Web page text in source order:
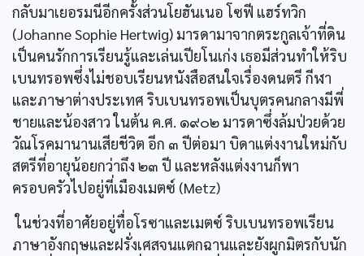
กลับมาเยอรมนีอีกครั้งส่วนโยฮันเนอ โซฟี แฮร์ทวิก
(Johanne Sophie Hertwig) มารดามาจากตระกูลเจ้าที่ดิน
เป็นคนรักการเรียนรู้และเล่นเปียโนเก่ง เธอมีส่วนทำให้ริบ
เบนทรอพซึ่งไม่ชอบเรียนหนังสือสนใจเรื่องดนตรี กีฬา
และภาษาต่างประเทศ ริบเบนทรอพเป็นบุตรคนกลางมีพี่
ชายและน้องสาว ในต้น ค.ศ. ๑๙๐๒ มารดาซึ่งล้มป่วยด้วย
วัณโรคมานานเสียชีวิต อีก ๓ ปีต่อมา บิดาแต่งงานใหม่กับ
สตรีที่อายุน้อยกว่าถึง ๒๓ ปี และหลังแต่งงานก็พา
ครอบครัวไปอยู่ที่เมืองเมตซ์ (Metz)
ในช่วงที่อาศัยอยู่ทื่อโรซาและเมตซ์ ริบเบนทรอพเรียน
ภาษาอังกฤษและฝรั่งเศสจนแตกฉานและยังผูกมิตรกับนัก